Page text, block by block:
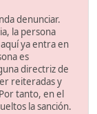
denunciar.
la persona
ya entra en
es
directriz de
reiteradas y
tanto, en el
la sanción.